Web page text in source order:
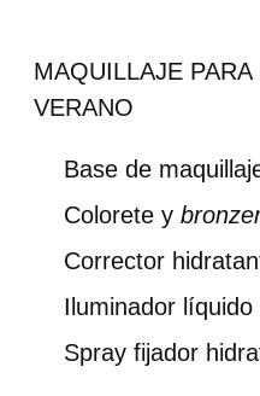
MAQUILLAJE
VERANO
Base de
Colorete y
Corrector
Iluminador líquido
Spray fijador